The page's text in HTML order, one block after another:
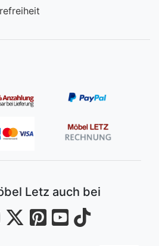
Letz auch bei